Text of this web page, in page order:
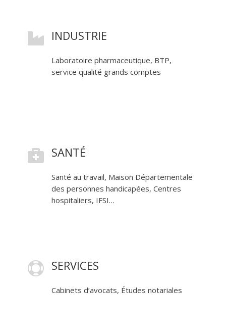
 INDUSTRIE
Laboratoire pharmaceutique, BTP,
service qualité grands comptes
 SANTÉ
Santé au travail, Maison Départementale
des personnes handicapées, Centres
hospitaliers, IFSI…
 SERVICES
Cabinets d’avocats, Études notariales